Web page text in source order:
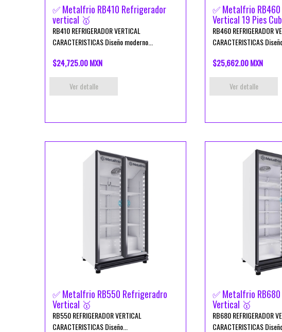
✅ Metalfrio RB410 Refrigerador
vertical 🥇
RB410 REFRIGERADOR VERTICAL
CARACTERISTICAS Diseño moderno...
$24,725.00 MXN
Ver detalle
✅ Metalfrio
Vertical 19 Pies
RB460 REFRIGERADOR
CARACTERISTICAS
$25,662.00 MXN
Ver detalle
✅ Metalfrio RB550 Refrigeradro
Vertical 🥇
RB550 REFRIGERADOR VERTICAL
CARACTERISTICAS Diseño...
✅ Metalfrio
Vertical 🥇
RB680 REFRIGERADOR
CARACTERISTICAS